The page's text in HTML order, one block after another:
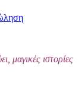
μαγικές ιστορίες